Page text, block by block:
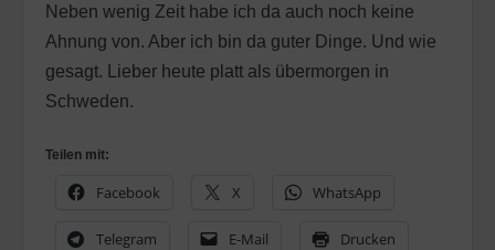
Neben wenig Zeit habe ich da auch noch keine
Ahnung von. Aber ich bin da guter Dinge. Und wie
gesagt. Lieber heute platt als übermorgen in
Schweden.
Teilen mit:
Facebook X WhatsApp
Telegram E-Mail Drucken